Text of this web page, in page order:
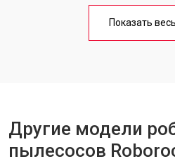
Показать
Другие модели
пылесосов